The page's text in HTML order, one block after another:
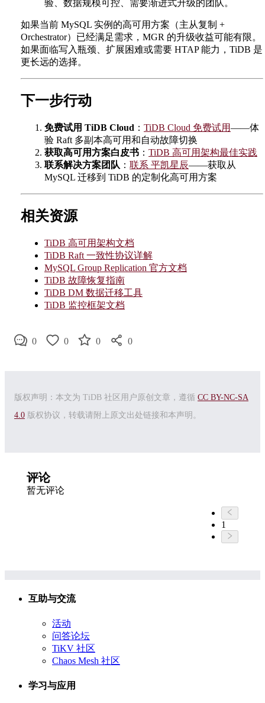
验、数据规模可控、需要渐进式升级的团队。
如果当前 MySQL 实例的高可用方案（主从复制 +
Orchestrator）已经满足需求，MGR 的升级收益可能有限。
如果面临写入瓶颈、扩展困难或需要 HTAP 能力，TiDB 是
更长远的选择。
下一步行动
免费试用 TiDB Cloud ： TiDB Cloud 免费试用——体
验 Raft 多副本高可用和自动故障切换
获取高可用方案白皮书 ： TiDB 高可用架构最佳实践
联系解决方案团队 ： 联系 平凯星辰——获取从
MySQL 迁移到 TiDB 的定制化高可用方案
相关资源
TiDB 高可用架构文档
TiDB Raft 一致性协议详解
MySQL Group Replication 官方文档
TiDB 故障恢复指南
TiDB DM 数据迁移工具
TiDB 监控框架文档
0 0 0 0
版权声明：本文为 TiDB 社区用户原创文章，遵循 CC BY-NC-SA
4.0 版权协议，转载请附上原文出处链接和本声明。
评论
暂无评论
1
互助与交流
活动
问答论坛
TiKV 社区
Chaos Mesh 社区
学习与应用